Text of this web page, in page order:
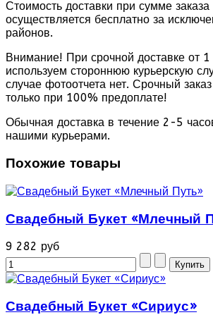
Стоимость доставки при сумме
осуществляется бесплатно за
районов.
Внимание! При срочной доставке от
используем стороннюю курьерскую
случае фотоотчета нет. Срочный
только при 100% предоплате!
Обычная доставка в течение 2-5
нашими курьерами.
Похожие товары
Свадебный Букет «Млечный
9 282 руб
Свадебный Букет «Сириус»